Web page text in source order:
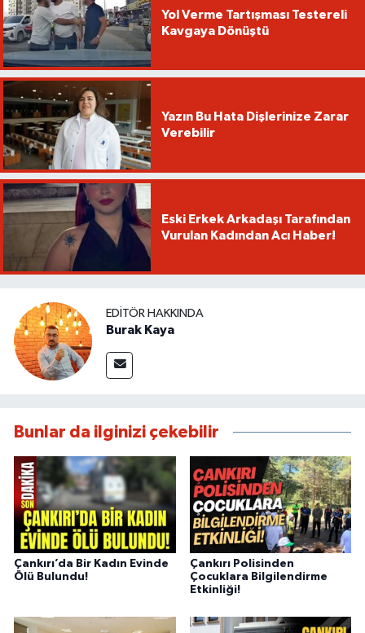
Yol Verme Tartışması Testereli
Kavgaya Dönüştü
Yazın Bu Hata Dişlerinize Zarar
Verebilir
Eski Erkek Arkadaşı Tarafından
Vurulan Kadından Acı Haber!
EDITÖR HAKKINDA
Burak Kaya
Bunlar da ilginizi çekebilir
Çankırı’da Bir Kadın Evinde
Ölü Bulundu!
Çankırı Polisinden
Çocuklara Bilgilendirme
Etkinliği!